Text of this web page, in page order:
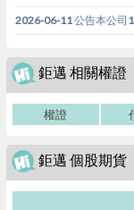
2026-06-11 公告本公司
鉅邁 相關權證
權證
鉅邁 個股期貨